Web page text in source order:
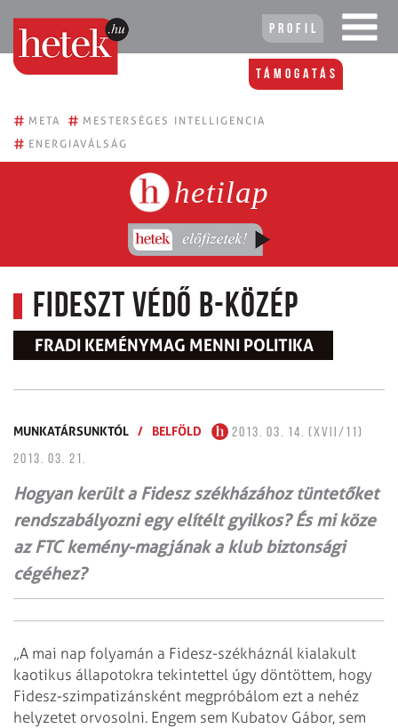
Profil
Támogatás
# META # MESTERSÉGES INTELLIGENCIA
# ENERGIAVÁLSÁG
hetilap
Fideszt védő B-közép
FRADI KEMÉNYMAG MENNI POLITIKA
MUNKATÁRSUNKTÓL / BELFÖLD
2013. 03. 14. (XVII/11)
2013. 03. 21.
Hogyan került a Fidesz székházához tüntetőket
rendszabályozni egy elítélt gyilkos? És mi köze
az FTC kemény-magjának a klub biztonsági
cégéhez?
„A mai nap folyamán a Fidesz-székháznál kialakult
kaotikus állapotokra tekintettel úgy döntöttem, hogy
Fidesz-szimpatizánsként megpróbálom ezt a nehéz
helyzetet orvosolni. Engem sem Kubatov Gábor, sem